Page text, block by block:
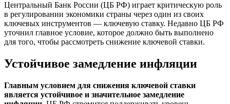
Центральный Банк России (ЦБ РФ) играет критическую роль
в регулировании экономики страны через один из своих
ключевых инструментов — ключевую ставку. Недавно ЦБ РФ
уточнил главное условие, которое должно быть выполнено
для того, чтобы рассмотреть снижение ключевой ставки.
Устойчивое замедление инфляции
Главным условием для снижения ключевой ставки
является устойчивое и значительное замедление